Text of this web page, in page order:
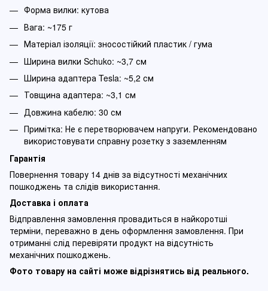
Форма вилки: кутова
Вага: ~175 г
Матеріал ізоляції: зносостійкий пластик / гума
Ширина вилки Schuko: ~3,7 см
Ширина адаптера Tesla: ~5,2 см
Товщина адаптера: ~3,1 см
Довжина кабелю: 30 см
Примітка: Не є перетворювачем напруги. Рекомендовано
використовувати справну розетку з заземленням
Гарантія
Повернення товару 14 днів за відсутності механічних
пошкоджень та слідів використання.
Доставка і оплата
Відправлення замовлення провадиться в найкоротші
терміни, переважно в день оформлення замовлення. При
отриманні слід перевіряти продукт на відсутність
механічних пошкоджень.
Фото товару на сайті може відрізнятись від реального.